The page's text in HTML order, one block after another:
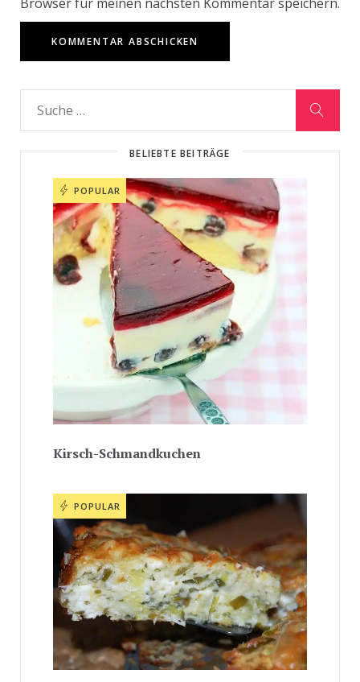
BELIEBTE BEITRÄGE
POPULAR
Kirsch-Schmandkuchen
POPULAR